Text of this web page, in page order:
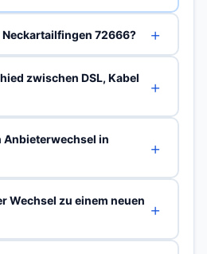
72666?
zwischen DSL, Kabel
in
Wechsel zu einem neuen